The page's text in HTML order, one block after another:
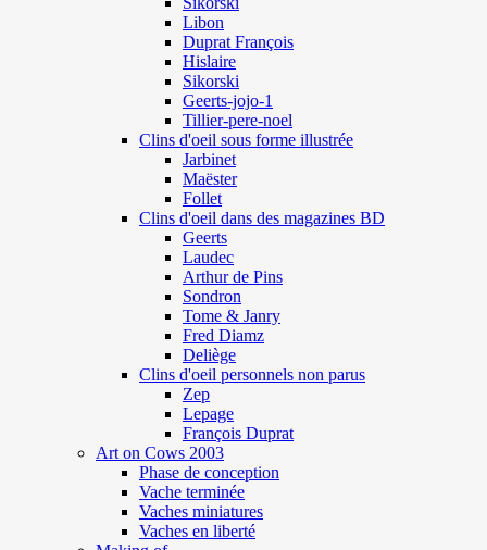
Libon
Duprat François
Hislaire
Sikorski
Geerts-jojo-1
Tillier-pere-noel
Clins d'oeil sous forme illustrée
Jarbinet
Maëster
Follet
Clins d'oeil dans des magazines BD
Geerts
Laudec
Arthur de Pins
Sondron
Tome & Janry
Fred Diamz
Deliège
Clins d'oeil personnels non parus
Zep
Lepage
François Duprat
Art on Cows 2003
Phase de conception
Vache terminée
Vaches miniatures
Vaches en liberté